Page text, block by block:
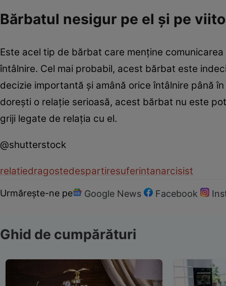
Bărbatul nesigur pe el şi pe
Este acel tip de bărbat care menţine
întâlnire. Cel mai probabil, acest bărbat este
decizie importantă şi amână orice întâlnire până
doreşti o relaţie serioasă, acest bărbat nu este
griji legate de relaţia cu el.
@shutterstock
relatiedragostedespartiresuferintanarcisist
Urmărește-ne pe Google News Facebook
Ghid de cumpărături